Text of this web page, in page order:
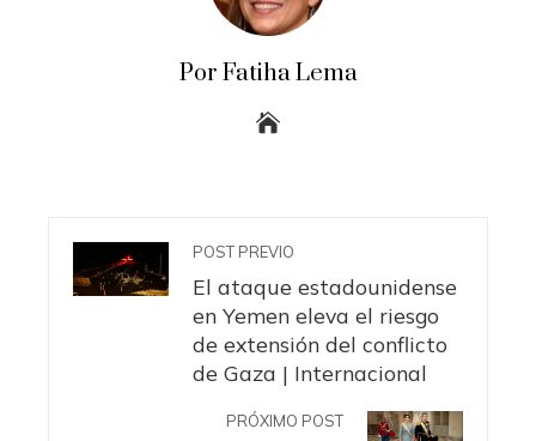
Por Fatiha Lema
POST PREVIO
El ataque estadounidense
en Yemen eleva el riesgo
de extensión del conflicto
de Gaza | Internacional
PRÓXIMO POST